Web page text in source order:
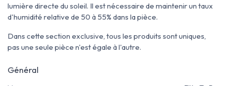
lumière directe du soleil. Il est nécessaire de maintenir un taux
d'humidité relative de 50 à 55% dans la pièce.
Dans cette section exclusive, tous les produits sont uniques,
pas une seule pièce n'est égale à l'autre.
Général